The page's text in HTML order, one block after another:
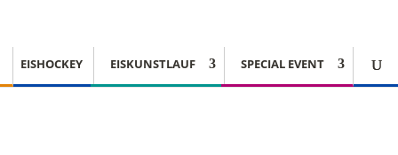
EISHOCKEY EISKUNSTLAUF SPECIAL EVENT